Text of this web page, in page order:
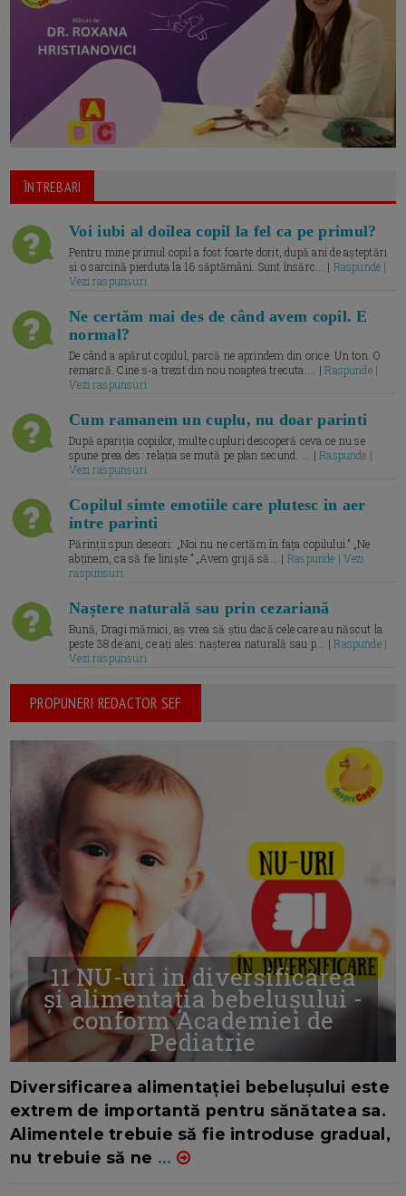
ÎNTREBARI
Voi iubi al doilea copil la fel ca pe primul?
Pentru mine primul copil a fost foarte dorit, după ani de așteptări
și o sarcină pierduta la 16 săptămâni. Sunt însărc... | Raspunde |
Vezi raspunsuri
Ne certăm mai des de când avem copil. E
normal?
De când a apărut copilul, parcă ne aprindem din orice. Un ton. O
remarcă. Cine s-a trezit din nou noaptea trecuta.... |Raspunde |
Vezi raspunsuri
Cum ramanem un cuplu, nu doar parinti
După apariția copiilor, multe cupluri descoperă ceva ce nu se
spune prea des: relația se mută pe plan secund. ... |Raspunde |
Vezi raspunsuri
Copilul simte emotiile care plutesc in aer
intre parinti
Părinții spun deseori: „Noi nu ne certăm în fața copilului.” „Ne
abținem, ca să fie liniște.” „Avem grijă să... | Raspunde | Vezi
raspunsuri
Naștere naturală sau prin cezariană
Bună, Dragi mămici, aș vrea să știu dacă cele care au născut la
peste 38 de ani, ce ați ales: nașterea naturală sau p... |Raspunde |
Vezi raspunsuri
PROPUNERI REDACTOR SEF
11 NU-uri in diversificarea
și alimentația bebelușului -
conform Academiei de
Pediatrie
Diversificarea alimentației bebelușului este
extrem de importantă pentru sănătatea sa.
Alimentele trebuie să fie introduse gradual,
nu trebuie să ne ...